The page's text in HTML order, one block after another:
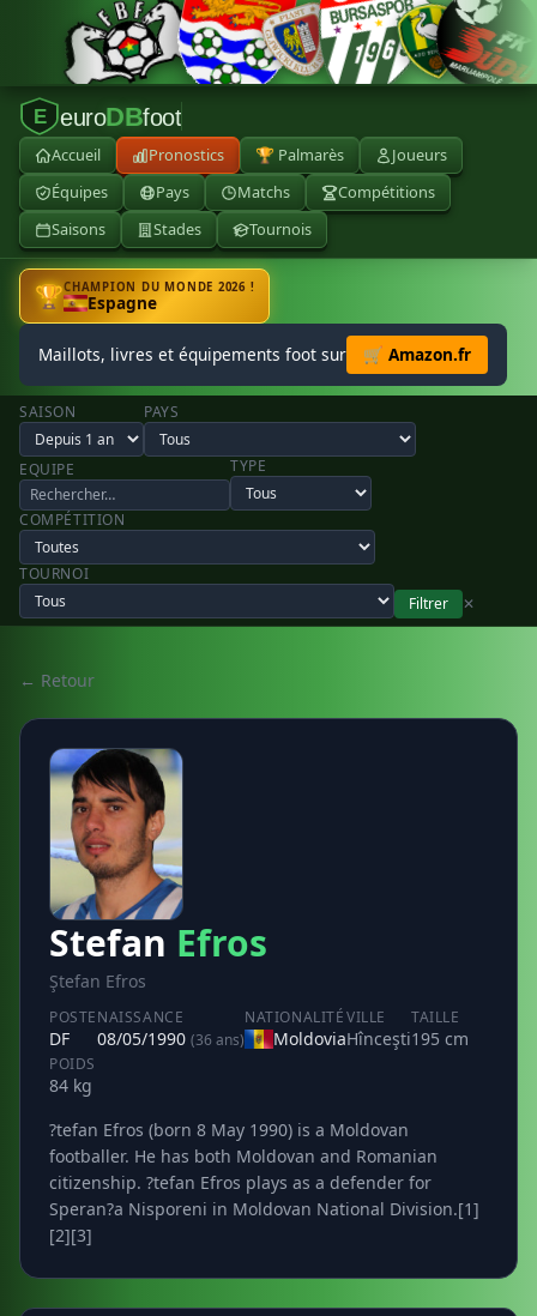
E euroDBfoot
Accueil Pronostics 🏆 Palmarès
Joueurs
Équipes
Pays Matchs
Compétitions
Saisons
Stades Tournois
🏆CHAMPION DU MONDE 2026 !
Espagne
Maillots, livres et équipements foot sur 🛒 Amazon.fr
SAISON PAYS
EQUIPE TYPE
COMPÉTITION
TOURNOI
Filtrer
✕
← Retour
Stefan Efros
Ştefan Efros
POSTE
DF
NAISSANCE
08/05/1990 (36 ans)
NATIONALITÉ
Moldovia
VILLE
Hînceşti
TAILLE
195 cm
POIDS
84 kg
?tefan Efros (born 8 May 1990) is a Moldovan
footballer. He has both Moldovan and Romanian
citizenship. ?tefan Efros plays as a defender for
Speran?a Nisporeni in Moldovan National Division.[1]
[2][3]